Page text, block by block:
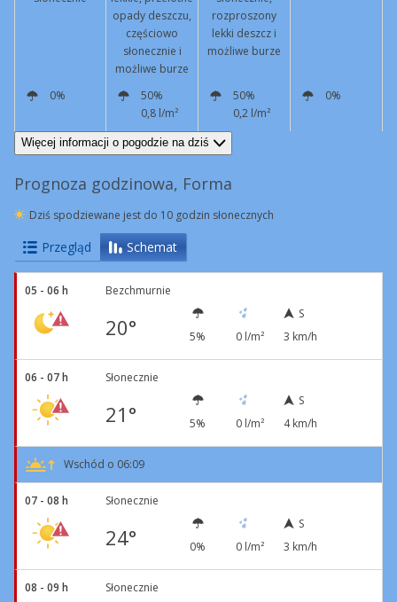
opady deszczu,
częściowo
słonecznie i
możliwe burze
rozproszony
lekki deszcz i
możliwe burze
0%
50%
0,8 l/m²
50%
0,2 l/m²
0%
S
3 km/h SW
10 km/h
Więcej informacji o pogodzie na dziś
Prognoza godzinowa, Forma
Dziś spodziewane jest do 10 godzin słonecznych
Przegląd Schemat
05 - 06 h Bezchmurnie
20° 5% 0 l/m²
S
3 km/h
06 - 07 h Słonecznie
21° 5% 0 l/m²
S
4 km/h
Wschód o 06:09
07 - 08 h Słonecznie
24° 0% 0 l/m²
S
3 km/h
08 - 09 h Słonecznie